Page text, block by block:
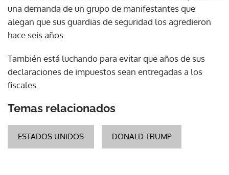
una demanda de un grupo de manifestantes que
alegan que sus guardias de seguridad los agredieron
hace seis años.
También está luchando para evitar que años de sus
declaraciones de impuestos sean entregadas a los
fiscales.
Temas relacionados
ESTADOS UNIDOS DONALD TRUMP